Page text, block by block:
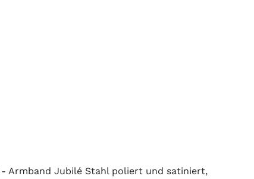
Armband Jubilé Stahl poliert und satiniert,